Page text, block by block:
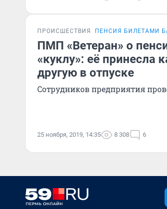
ПРОИСШЕСТВИЯ ПЕНСИЯ БИЛЕТАМИ
ПМП «Ветеран» о
«куклу»: её принесла
другую в отпуске
Сотрудников предприятия
25 ноября, 2019, 14:35 8 308 6